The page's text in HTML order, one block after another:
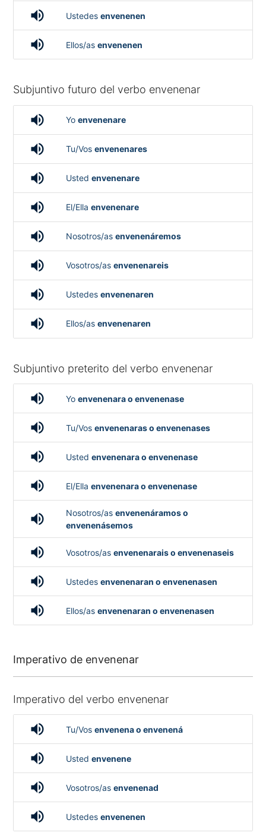
volume_up Ustedes envenenen
volume_up Ellos/as envenenen
Subjuntivo futuro del verbo envenenar
volume_up Yo envenenare
volume_up Tu/Vos envenenares
volume_up Usted envenenare
volume_up El/Ella envenenare
volume_up Nosotros/as envenenáremos
volume_up Vosotros/as envenenareis
volume_up Ustedes envenenaren
volume_up Ellos/as envenenaren
Subjuntivo preterito del verbo envenenar
volume_up Yo envenenara o envenenase
volume_up Tu/Vos envenenaras o envenenases
volume_up Usted envenenara o envenenase
volume_up El/Ella envenenara o envenenase
volume_up Nosotros/as envenenáramos o
envenenásemos
volume_up Vosotros/as envenenarais o envenenaseis
volume_up Ustedes envenenaran o envenenasen
volume_up Ellos/as envenenaran o envenenasen
Imperativo de envenenar
Imperativo del verbo envenenar
volume_up Tu/Vos envenena o envenená
volume_up Usted envenene
volume_up Vosotros/as envenenad
volume_up Ustedes envenenen